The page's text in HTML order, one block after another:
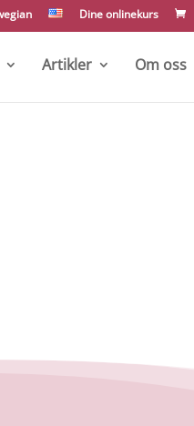
Dine onlinekurs
Artikler Om oss